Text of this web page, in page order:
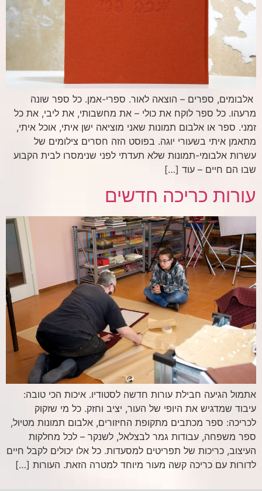
אלבומים, ספרים – הוצאה לאור. ספרי-אמן. כל ספר שונה
מרעהו. כל ספר לוקח את כולי – את מחשבותי, את ליבי, את כל
זמני. ספר או אלבום תמונות שאני מוציאה ישן איתי, אוכל איתי,
מתאמן איתי בשעורי יוגה. בפוסט הזה חסרים צילומים של
עשרות אלבומי-תמונות שלא תעדתי לפני שנימסרו לבית הקבוע
שבו הם חיים – עוד […]
עורות כריכה חדשים
אתמול הגיעה חבילת עורות חדשה לסטודיו. איכות הכי טובה:
עיבוד שמדגיש את היופי של העור, יציב וחזק. כל מי שזקוק
לכריכה: ספר מכתבים מתקופת החיזורים, אלבום תמונות מטיול,
ספר משפחה, עבודות גמר לבצלאל, לשנקר – לכל מחלקות
העיצוב, כריכות של תפריטים למסעדות. כל אלו יכולים לקבל חיים
לדורות עם כריכה קשה מעור מיוחד למטרה הזאת. העורות […]